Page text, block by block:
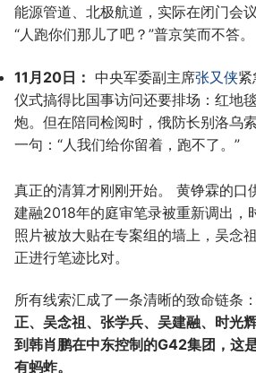
能源管道、北极航道，实际在闭门会
“人跑你们那儿了吧？”普京笑而不答。
11月20日： 中央军委副主席张又侠
仪式搞得比国事访问还要排场：红地
炮。但在陪同检阅时，俄防长别洛乌
一句：“人我们给你留着，跑不了。”
真正的清算才刚刚开始。 黄铮霖的口
建融2018年的庭审笔录被重新调出，
照片被放大贴在专案组的墙上，吴念
正进行笔迹比对。
所有线索汇成了一条清晰的致命链条：
正、吴念祖、张学兵、吴建融、时光
到韩肖鹏在中东控制的G42集团，这
有蚂蚱。